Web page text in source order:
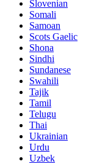
Slovenian
Somali
Samoan
Scots Gaelic
Shona
Sindhi
Sundanese
Swahili
Tajik
Tamil
Telugu
Thai
Ukrainian
Urdu
Uzbek